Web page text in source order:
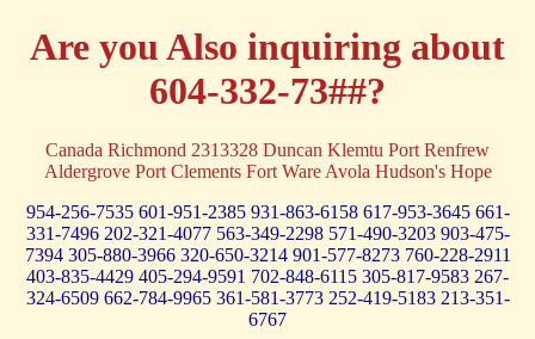
Are you Also inquiring about
604-332-73##?
Canada Richmond 2313328 Duncan Klemtu Port Renfrew
Aldergrove Port Clements Fort Ware Avola Hudson's Hope
954-256-7535 601-951-2385 931-863-6158 617-953-3645 661-
331-7496 202-321-4077 563-349-2298 571-490-3203 903-475-
7394 305-880-3966 320-650-3214 901-577-8273 760-228-2911
403-835-4429 405-294-9591 702-848-6115 305-817-9583 267-
324-6509 662-784-9965 361-581-3773 252-419-5183 213-351-
6767